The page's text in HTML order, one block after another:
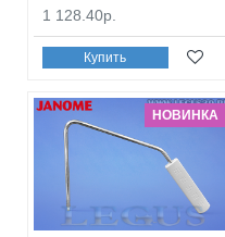
1 128.40р.
Купить
НОВИНКА